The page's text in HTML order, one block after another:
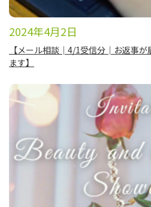
2024年4月2日
【​メール相談│4/1受信分│お返事が
ます】